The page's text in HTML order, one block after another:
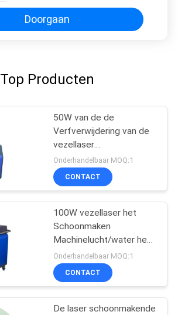
100 Watts Draagbare Laser
Doorgaan
Top Producten
50W van de de
Verfverwijdering van de
vezellaser
Schoonmakende de
Machine Handbediende
Roest die Laser
Onderhandelbaar MOQ:1
CONTACT
100W vezellaser het
Schoonmaken
Machinelucht/water het
Koelen voor de
Verwijdering van
Roestverven
Onderhandelbaar MOQ:1
CONTACT
De laser schoonmakende